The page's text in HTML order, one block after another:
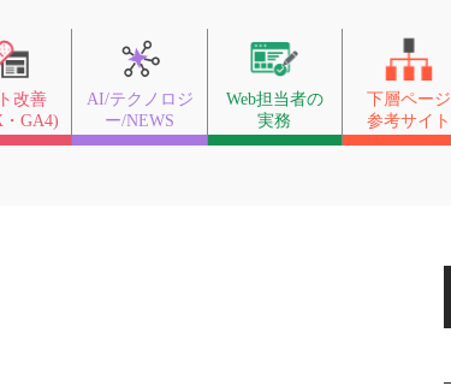
改善
GA4)
AI/テクノロジ
ー/NEWS
Web担当者の
実務
下層ページ
参考サイト